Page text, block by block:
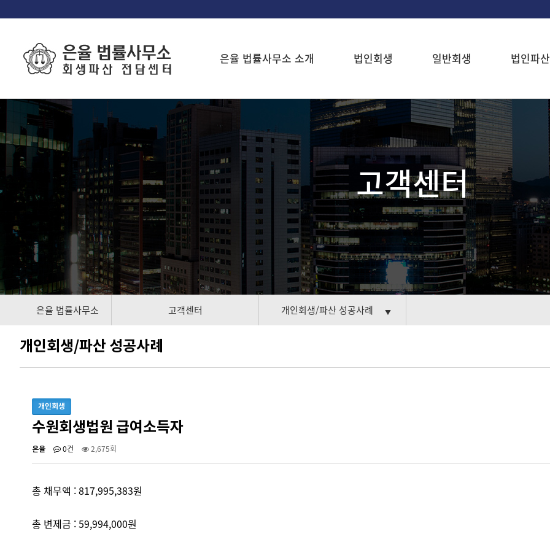
은율 법률사무소 소개 법인회생 일반회생 법인파산
고객센터
은율 법률사무소 고객센터 개인회생/파산 성공사례 ▼
개인회생/파산 성공사례
개인회생
수원회생법원 급여소득자
은율 0건 2,675회
총 채무액 : 817,995,383원
총 변제금 : 59,994,000원